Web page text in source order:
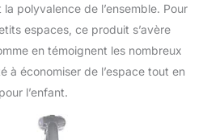
polyvalence de l’ensemble. Pour
espaces, ce produit s’avère
en témoignent les nombreux
à économiser de l’espace tout en
l’enfant.